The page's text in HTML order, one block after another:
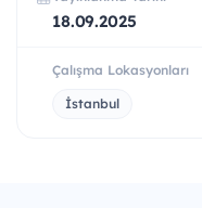
18.09.2025
Çalışma Lokasyonları
İstanbul